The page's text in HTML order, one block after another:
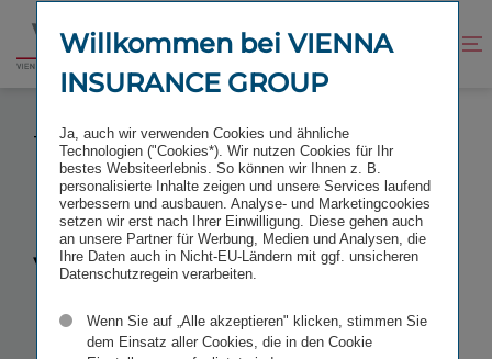
Inhalt
springen
Fußzeile
springen
Zur
Startseite
Kontrast
VIENNA INSURANCE GROUP ALS „GREAT PLACE
TO WORK” AUSGEZEICHNET
Vienna
Insurance
Willkommen bei VIENNA
INSURANCE GROUP
Ja, auch wir verwenden Cookies und ähnliche
Technologien ("Cookies*). Wir nutzen Cookies für Ihr
bestes Websiteerlebnis. So können wir Ihnen z. B.
personalisierte Inhalte zeigen und unsere Services laufend
verbessern und ausbauen. Analyse- und Marketingcookies
setzen wir erst nach Ihrer Einwilligung. Diese gehen auch
an unsere Partner für Werbung, Medien und Analysen, die
Ihre Daten auch in Nicht-EU-Ländern mit ggf. unsicheren
Datenschutzregein verarbeiten.
Wenn Sie auf „Alle akzeptieren" klicken, stimmen Sie
dem Einsatz aller Cookies, die in den Cookie